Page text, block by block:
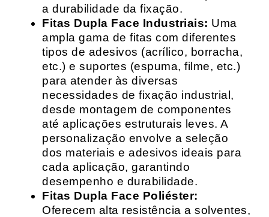
a durabilidade da fixação.
Fitas Dupla Face Industriais: Uma
ampla gama de fitas com diferentes
tipos de adesivos (acrílico, borracha,
etc.) e suportes (espuma, filme, etc.)
para atender às diversas
necessidades de fixação industrial,
desde montagem de componentes
até aplicações estruturais leves. A
personalização envolve a seleção
dos materiais e adesivos ideais para
cada aplicação, garantindo
desempenho e durabilidade.
Fitas Dupla Face Poliéster:
Oferecem alta resistência a solventes,